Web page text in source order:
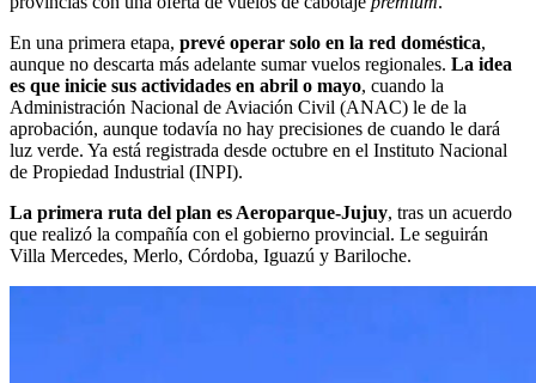
En una primera etapa, prevé operar solo en la red doméstica,
aunque no descarta más adelante sumar vuelos regionales. La idea
es que inicie sus actividades en abril o mayo, cuando la
Administración Nacional de Aviación Civil (ANAC) le de la
aprobación, aunque todavía no hay precisiones de cuando le dará
luz verde. Ya está registrada desde octubre en el Instituto Nacional
de Propiedad Industrial (INPI).
La primera ruta del plan es Aeroparque-Jujuy, tras un acuerdo
que realizó la compañía con el gobierno provincial. Le seguirán
Villa Mercedes, Merlo, Córdoba, Iguazú y Bariloche.